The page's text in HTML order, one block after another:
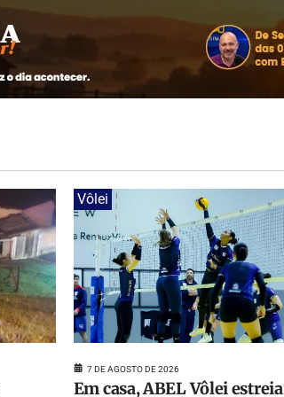
Vôlei
7 DE AGOSTO DE 2026
Em casa, ABEL Vôlei estreia